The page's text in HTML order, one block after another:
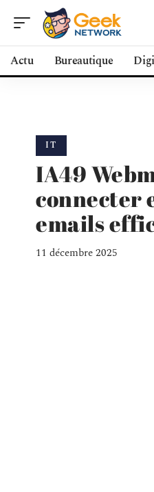
Actu Bureautique
IT
IA49
connecter
emails
11 décembre 2025